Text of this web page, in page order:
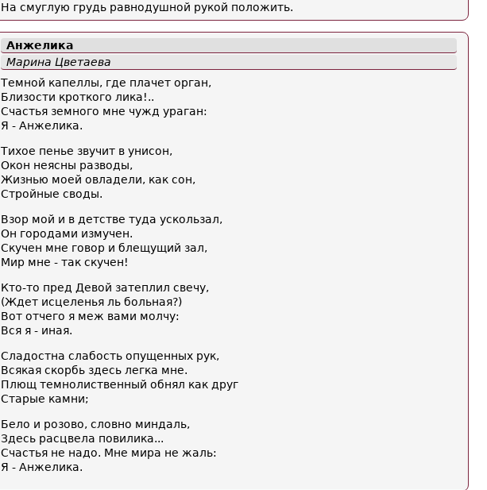
На смуглую грудь равнодушной рукой положить.
Анжелика
Марина Цветаева
Темной капеллы, где плачет орган,
Близости кроткого лика!..
Счастья земного мне чужд ураган:
Я - Анжелика.
Тихое пенье звучит в унисон,
Окон неясны разводы,
Жизнью моей овладели, как сон,
Стройные своды.
Взор мой и в детстве туда ускользал,
Он городами измучен.
Скучен мне говор и блещущий зал,
Мир мне - так скучен!
Кто-то пред Девой затеплил свечу,
(Ждет исцеленья ль больная?)
Вот отчего я меж вами молчу:
Вся я - иная.
Сладостна слабость опущенных рук,
Всякая скорбь здесь легка мне.
Плющ темнолиственный обнял как друг
Старые камни;
Бело и розово, словно миндаль,
Здесь расцвела повилика...
Счастья не надо. Мне мира не жаль:
Я - Анжелика.